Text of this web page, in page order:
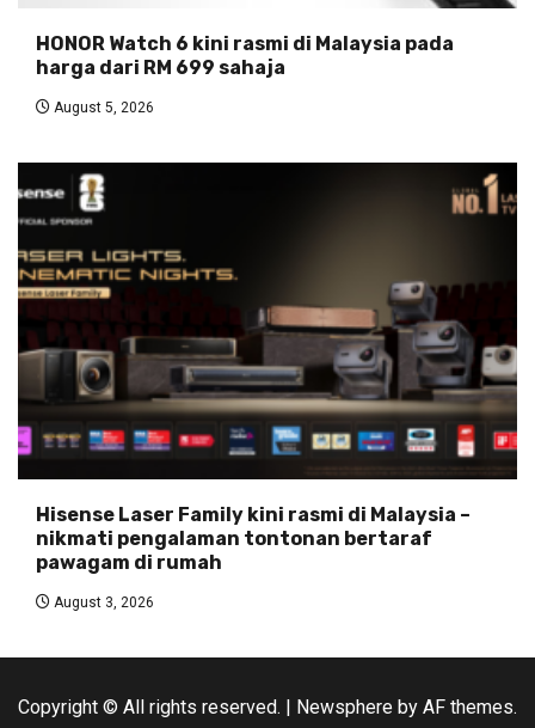
HONOR Watch 6 kini rasmi di Malaysia pada
harga dari RM 699 sahaja
August 5, 2026
Hisense Laser Family kini rasmi di Malaysia –
nikmati pengalaman tontonan bertaraf
pawagam di rumah
August 3, 2026
Copyright © All rights reserved. | Newsphere by AF themes.